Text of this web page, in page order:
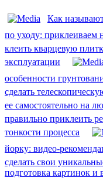
Как
по уходу: приклеиваем
клеить кварцевую
эксплуатации
особенности
сделать
ее самостоятельно на
правильно приклеить
тонкости процесса
йорку: видео-
сделать свои
подготовка картинок и